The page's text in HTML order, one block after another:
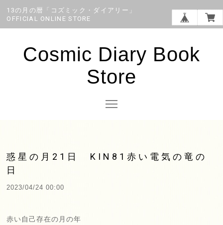
13の月の暦「コズミック・ダイアリー」
OFFICIAL ONLINE STORE
Cosmic Diary Book
Store
惑星の月21日 KIN81赤い電気の竜の
日
2023/04/24 00:00
赤い自己存在の月の年